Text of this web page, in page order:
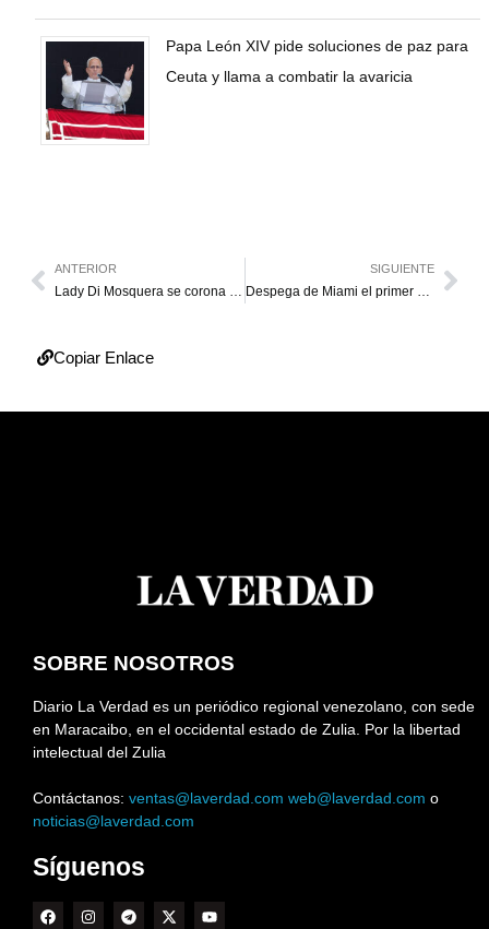
Papa León XIV pide soluciones de paz para
Ceuta y llama a combatir la avaricia
ANTERIOR SIGUIENTE
Copiar Enlace
SOBRE NOSOTROS
Diario La Verdad es un periódico regional venezolano, con sede
en Maracaibo, en el occidental estado de Zulia. Por la libertad
intelectual del Zulia
Contáctanos: ventas@laverdad.com web@laverdad.com o
noticias@laverdad.com
Síguenos